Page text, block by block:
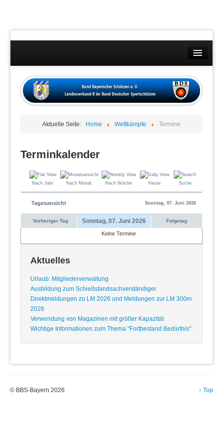
Wettkämpfe
Datenschutzübersicht
Aktuelle Seite: Home Wettkämpfe Termine
Terminkalender
Nach Jahr Nach Monat Nach Woche Heute Suche
Tagesansicht Sonntag, 07. Juni 2026
Vorheriger Tag Sonntag, 07. Juni 2026 Folgetag
Keine Termine
Aktuelles
Urlaub: Mitgliederverwaltung
Ausbildung zum Schießstandsachverständiger
Direktmeldungen zu LM 2026 und Meldungen zur LM 300m
2026
Verwendung von Magazinen mit größer Kapazität
Wichtige Informationen zum Thema "Fortbestand Bedürfnis"
↑ Top
© BBS-Bayern 2026